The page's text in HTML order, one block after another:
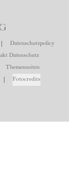
Datenschutzpolicy
Datenschutz
Themenseiten
Fotocredits